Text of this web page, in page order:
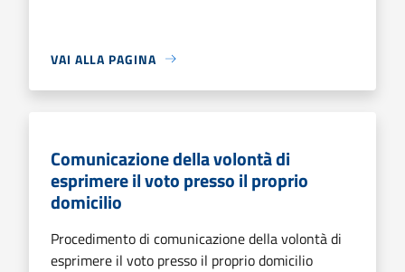
VAI ALLA PAGINA
Comunicazione della volontà di
esprimere il voto presso il proprio
domicilio
Procedimento di comunicazione della volontà di
esprimere il voto presso il proprio domicilio